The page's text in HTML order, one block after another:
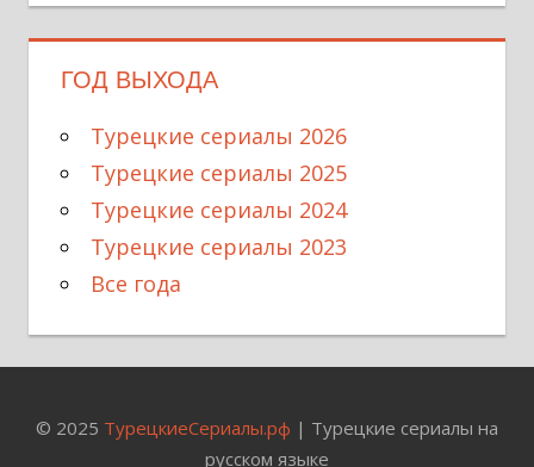
ГОД ВЫХОДА
Турецкие сериалы 2026
Турецкие сериалы 2025
Турецкие сериалы 2024
Турецкие сериалы 2023
Все года
© 2025 ТурецкиеСериалы.рф | Турецкие сериалы на
русском языке